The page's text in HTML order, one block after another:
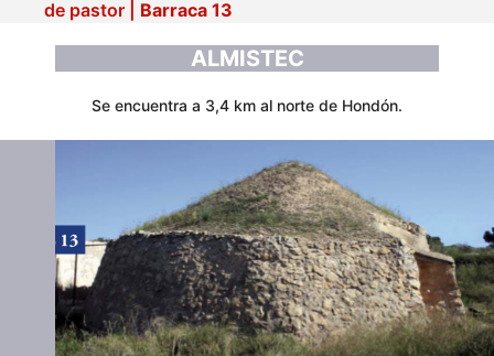
de pastor
Barraca 13
ALMISTEC
Se encuentra a 3,4 km al norte de Hondón.